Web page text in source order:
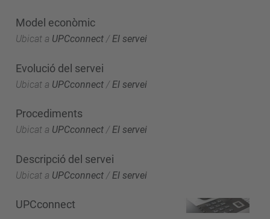
Model econòmic
Ubicat a UPCconnect /El servei
Evolució del servei
Ubicat a UPCconnect / El servei
Procediments
Ubicat a UPCconnect /El servei
Descripció del servei
Ubicat a UPCconnect / El servei
UPCconnect